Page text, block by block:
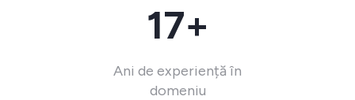
17+
Ani de experiență în
domeniu